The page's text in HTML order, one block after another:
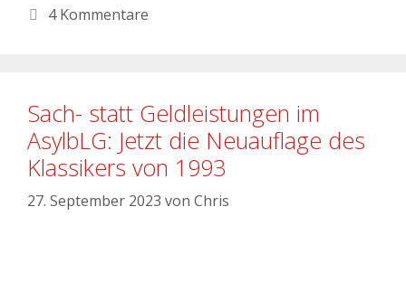
4 Kommentare
Sach- statt Geldleistungen im
AsylbLG: Jetzt die Neuauflage des
Klassikers von 1993
27. September 2023 von Chris